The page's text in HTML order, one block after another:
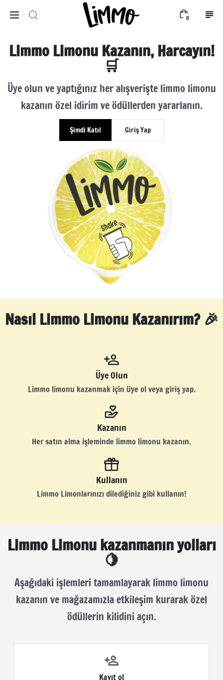
0
Limmo Limonu Kazanın, Harcayın!
🛒
Üye olun ve yaptığınız her alışverişte limmo limonu
kazanın özel idirim ve ödüllerden yararlanın.
Şimdi Katıl Giriş Yap
Nasıl Limmo Limonu Kazanırım? 🎉
Üye Olun
Limmo limonu kazanmak için üye ol veya giriş yap.
Kazanın
Her satın alma işleminde limmo limonu kazanın.
Kullanın
Limmo Limonlarınızı dilediğiniz gibi kullanın!
Limmo Limonu kazanmanın yolları
🍋
Aşağıdaki işlemleri tamamlayarak limmo limonu
kazanın ve mağazamızla etkileşim kurarak özel
ödüllerin kilidini açın.
Kayıt ol